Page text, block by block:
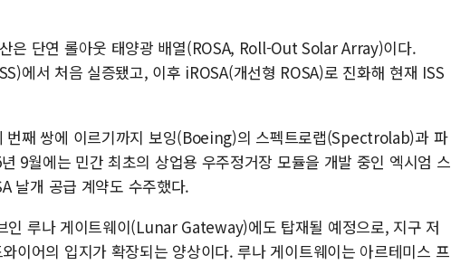
은 단연 롤아웃 태양광 배열(ROSA, Roll-Out Solar Array)이다.
에서 처음 실증됐고, 이후 iROSA(개선형 ROSA)로 진화해 현재 ISS
번째 쌍에 이르기까지 보잉(Boeing)의 스펙트로랩(Spectrolab)과 파
9월에는 민간 최초의 상업용 우주정거장 모듈을 개발 중인 엑시엄 스
날개 공급 계약도 수주했다.
인 루나 게이트웨이(Lunar Gateway)에도 탑재될 예정으로, 지구 저
이어의 입지가 확장되는 양상이다. 루나 게이트웨이는 아르테미스 프